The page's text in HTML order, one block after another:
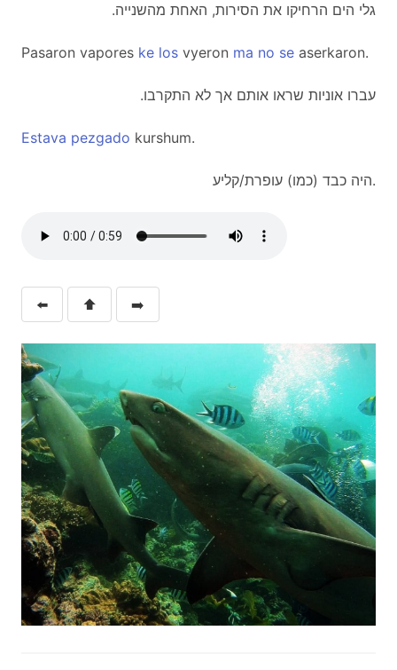
.גלי הים הרחיקו את הסירות, האחת מהשנייה
Pasaron vapores ke los vyeron ma no se aserkaron.
.עברו אוניות שראו אותם אך לא התקרבו
Estava pezgado kurshum.
היה כבד (כמו) עופרת/קליע.
⬅️ ⬆️ ➡️